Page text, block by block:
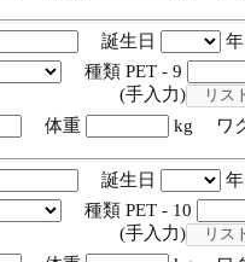
誕生日
種類 PET - 9
入力)
体重 kg ワ
誕生日
種類 PET - 10
入力)